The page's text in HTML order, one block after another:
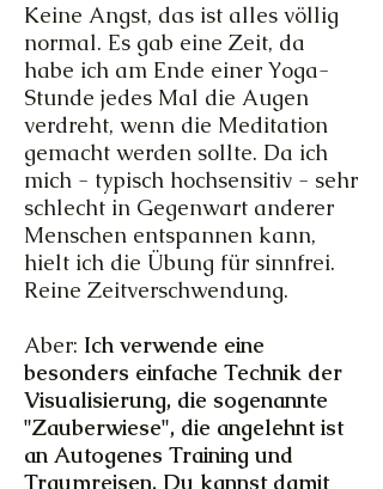
Keine Angst, das ist alles völlig
normal. Es gab eine Zeit, da
habe ich am Ende einer Yoga-
Stunde jedes Mal die Augen
verdreht, wenn die Meditation
gemacht werden sollte. Da ich
mich - typisch hochsensitiv - sehr
schlecht in Gegenwart anderer
Menschen entspannen kann,
hielt ich die Übung für sinnfrei.
Reine Zeitverschwendung.
Aber: Ich verwende eine
besonders einfache Technik der
Visualisierung, die sogenannte
"Zauberwiese", die angelehnt ist
an Autogenes Training und
Traumreisen. Du kannst damit